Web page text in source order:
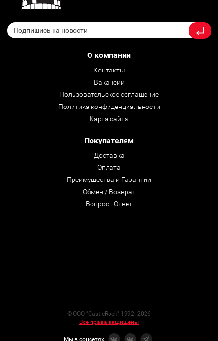
О компании
Контакты
Вакансии
Пользовательское соглашение
Политика конфиденциальности
Карта сайта
Покупателям
Доставка
Оплата
Преимущества и Гарантии
Обмен / Возврат
Вопрос - Ответ
© ООО "CastleRock" 1992- 2026
Все права защищены
Мы в соцсетях